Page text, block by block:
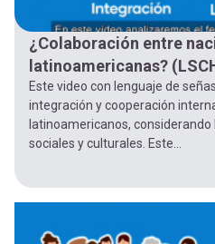
¿Colaboración entre
latinoamericanas?
Este video con lenguaje de
integración y cooperación
latinoamericanos,
sociales y culturales. Este...